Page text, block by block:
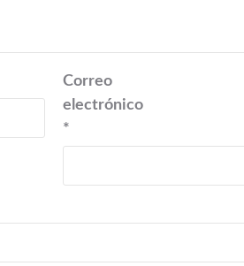
Correo
electrónico
*